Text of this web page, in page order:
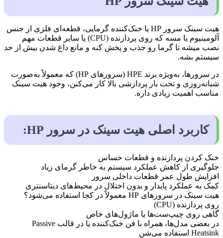
هیت سینک سرور HP یا خنک‌کننده‌ گرمایی، قطعه‌ای فلزی از جنس
آلومینیوم یا مسه که روی پردازنده (CPU) یا سایر قطعات مهم
نصب میشه تا گرما رو جذب و پخش کنه و مانع داغ شدن بیش از حد
سیستم بشه.
در سرورها، به‌ویژه برند HPE (سرورهای HP) که معمولاً به‌صورت
شبانه‌روزی و تحت بار پردازشی بالا کار می‌کنن، وجود هیت سینک
مناسب اهمیت زیادی داره.
کاربرد اصلی هیت سینک در سرور HP:
خنک‌ کردن پردازنده و قطعات حساس
جلوگیری از کاهش عملکرد سیستم به خاطر گرمای زیاد
افزایش طول عمر قطعات داخلی سرور
کمک به عملکرد پایدار و بدون اختلال در محیط‌های دیتاسنتری
هیت سینک در سرورهای HP معمولاً در کجا استفاده می‌شود؟
روی پردازنده (CPU)
گاهی روی چیپ‌ست‌ها یا ماژول‌های خاص
در بعضی مدل‌ها، همراه با فن خنک‌کننده یا در قالب Passive
Heatsink استفاده می‌شن